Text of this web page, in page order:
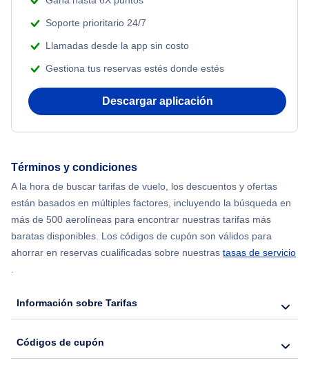
Flights from Nueva York to Mumbai
Flights from Shanghai to Nueva York
Flights from Nueva York to Hong Kong
Flights from Nueva York to Seúl
Soporte prioritario 24/7
Llamadas desde la app sin costo
Gestiona tus reservas estés donde estés
Descargar aplicación
Términos y condiciones
A la hora de buscar tarifas de vuelo, los descuentos y ofertas
están basados en múltiples factores, incluyendo la búsqueda en
más de 500 aerolíneas para encontrar nuestras tarifas más
baratas disponibles. Los códigos de cupón son válidos para
ahorrar en reservas cualificadas sobre nuestras tasas de servicio
.
Información sobre Tarifas
Códigos de cupón